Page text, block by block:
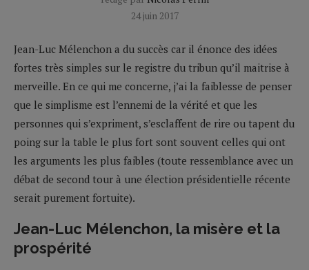
24 juin 2017
Jean-Luc Mélenchon a du succès car il énonce des idées
fortes très simples sur le registre du tribun qu’il maitrise à
merveille. En ce qui me concerne, j’ai la faiblesse de penser
que le simplisme est l’ennemi de la vérité et que les
personnes qui s’expriment, s’esclaffent de rire ou tapent du
poing sur la table le plus fort sont souvent celles qui ont
les arguments les plus faibles (toute ressemblance avec un
débat de second tour à une élection présidentielle récente
serait purement fortuite).
Jean-Luc Mélenchon, la misère et la
prospérité